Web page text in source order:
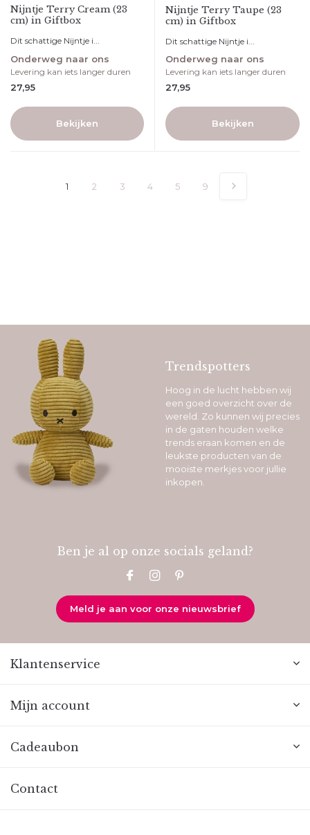
Nijntje Terry Cream (23
cm) in Giftbox
Dit schattige Nijntje i...
Onderweg naar ons
Levering kan iets langer duren
27,95
Bekijken
Nijntje Terry Taupe (23
cm) in Giftbox
Dit schattige Nijntje i...
Onderweg naar ons
Levering kan iets langer duren
27,95
Bekijken
1 2 3 4 5 9
Trendspotters
Hoog in de lucht hebben wij
een goed overzicht over de
wereld. Zo kunnen wij precies
in de gaten houden welke
trends eraan komen en de
leukste producten van de
mooiste merkjes voor jullie
inkopen.
Ben je al op onze socials geland?
Meld je aan voor onze nieuwsbrief
Klantenservice
Mijn account
Cadeaubon
Contact